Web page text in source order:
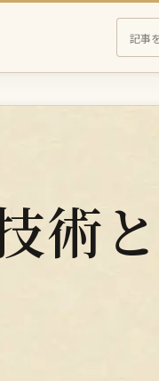
え
さ
む
検
索
術